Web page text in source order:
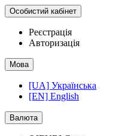
Особистий кабінет
Реєстрація
Авторизація
Мова
[UA] Українська
[EN] English
Валюта